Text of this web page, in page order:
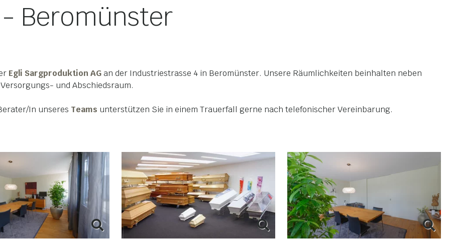
Beromünster
Egli Sargproduktion AGan der Industriestrasse 4 in Beromünster. Unsere Räumlichkeiten beinhalten neben
und Abschiedsraum.
In unseres Teams unterstützen Sie in einem Trauerfall gerne nach telefonischer Vereinbarung.